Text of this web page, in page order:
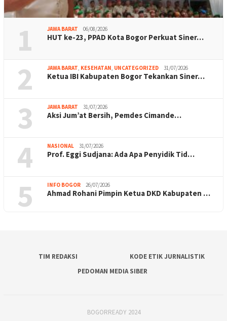
1 JAWA BARAT 06/08/2026
HUT ke-23, PPAD Kota Bogor Perkuat Siner…
2 JAWA BARAT, KESEHATAN, UNCATEGORIZED 31/07/2026
Ketua IBI Kabupaten Bogor Tekankan Siner…
3 JAWA BARAT 31/07/2026
Aksi Jum’at Bersih, Pemdes Cimande…
4 NASIONAL 31/07/2026
Prof. Eggi Sudjana: Ada Apa Penyidik Tid…
5 INFO BOGOR 26/07/2026
Ahmad Rohani Pimpin Ketua DKD Kabupaten …
TIM REDAKSI
KODE ETIK JURNALISTIK
PEDOMAN MEDIA SIBER
BOGORREADY 2024